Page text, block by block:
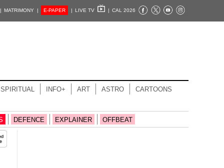
MATRIMONY | E-PAPER | LIVE TV | CAL 2026
SPIRITUAL INFO+ ART ASTRO CARTOONS
DEFENCE EXPLAINER OFFBEAT